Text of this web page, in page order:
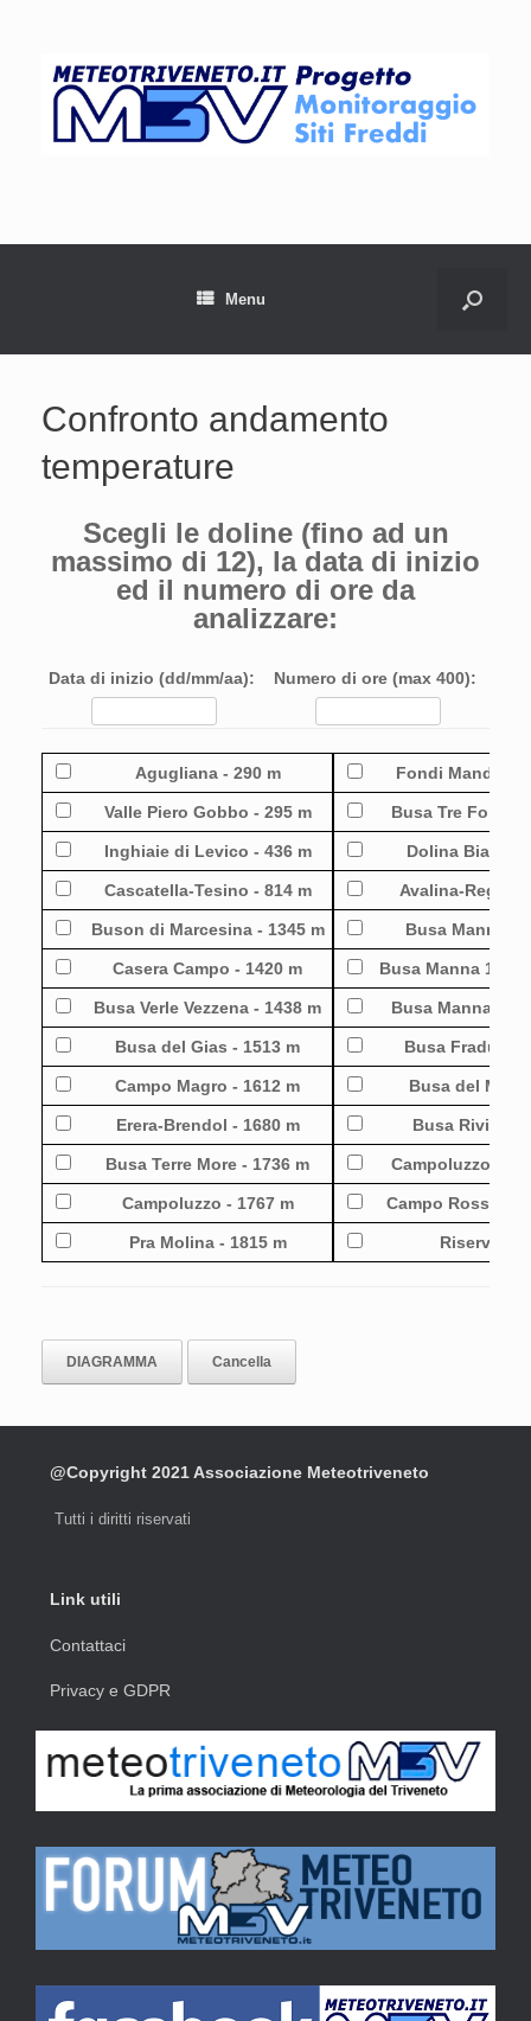
Menu
Confronto andamento
temperature
Scegli le doline (fino ad un
massimo di 12), la data di inizio
ed il numero di ore da
analizzare:
Data di inizio (dd/mm/aa): Numero di ore (max 400):
Agugliana - 290 m
Valle Piero Gobbo - 295 m
Inghiaie di Levico - 436 m
Cascatella-Tesino - 814 m
Buson di Marcesina - 1345 m
Casera Campo - 1420 m
Busa Verle Vezzena - 1438 m
Busa del Gias - 1513 m
Campo Magro - 1612 m
Erera-Brendol - 1680 m
Busa Terre More - 1736 m
Campoluzzo - 1767 m
Pra Molina - 1815 m
Fondi Mandriolo
Busa Tre
Dolina Bianca
Avalina-Regnalt
Busa Manna 2
Busa Manna 1
Busa Manna
Busa Fradusta
Busa del Miel -
Busa Riviera -
Campoluzzo
Campo
Riserva 3 -
@Copyright 2021 Associazione Meteotriveneto
Tutti i diritti riservati
Link utili
Contattaci
Privacy e GDPR